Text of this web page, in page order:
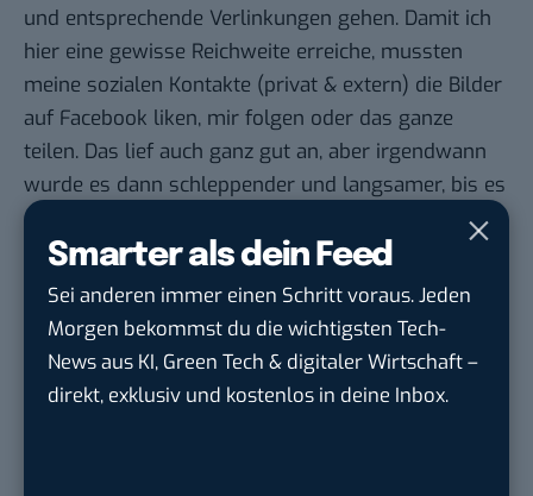
Smarter als dein Feed
Sei anderen immer einen Schritt voraus. Jeden
Morgen bekommst du die wichtigsten Tech-
News aus KI, Green Tech & digitaler Wirtschaft –
direkt, exklusiv und kostenlos in deine Inbox.
und entsprechende Verlinkungen gehen. Damit ich
hier eine gewisse Reichweite erreiche, mussten
meine sozialen Kontakte (privat & extern) die Bilder
auf Facebook liken, mir folgen oder das ganze
teilen. Das lief auch ganz gut an, aber irgendwann
wurde es dann schleppender und langsamer, bis es
endgültig zum Stillstand kam.
Jeden zweiten Tag ein neues wirklich gutes Bild,
aber keiner teilte es mehr. Also habe ich alle meine
Kontakte angeschrieben, dass sie dies doch bitte
weiterhin tun sollten. Das lief dann wieder für ein
paar Tage und stand irgendwann auch wieder still.